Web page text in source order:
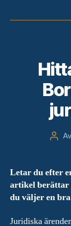
Av
Letar du efter
artikel berättar
du väljer en
Juridiska